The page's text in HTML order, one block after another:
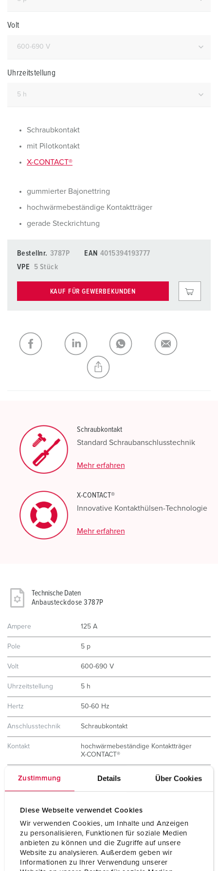
Zustimmung Details Über Cookies
Diese Webseite verwendet Cookies
Wir verwenden Cookies, um Inhalte und Anzeigen
zu personalisieren, Funktionen für soziale Medien
anbieten zu können und die Zugriffe auf unsere
Website zu analysieren. Außerdem geben wir
Informationen zu Ihrer Verwendung unserer
Volt
Uhrzeitstellung
Schraubkontakt
mit Pilotkontakt
X-CONTACT®
gummierter Bajonettring
hochwärmebeständige Kontaktträger
gerade Steckrichtung
Bestellnr. 3787P EAN 4015394193777
VPE
5 Stück
KAUF FÜR GEWERBEKUNDEN
Schraubkontakt
Standard Schraubanschlusstechnik
Mehr erfahren
X-CONTACT®
Innovative Kontakthülsen-Technologie
Mehr erfahren
Technische Daten
Anbausteckdose 3787P
Ampere 125 A
Pole 5 p
Volt 600-690 V
Uhrzeitstellung 5 h
Hertz 50-60 Hz
Anschlusstechnik Schraubkontakt
Kontakt
hochwärmebeständige Kontaktträger
X-CONTACT®
Schutzart
Bohrloch 104x104 mm
Gewicht 1329 g
Prüfzeichen EAC